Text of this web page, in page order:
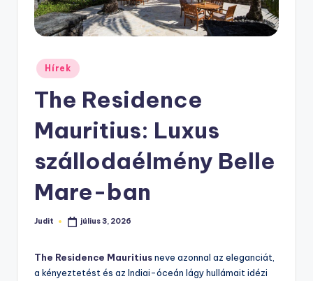
Posted
in
Hírek
The Residence
Mauritius: Luxus
szállodaélmény Belle
Mare-ban
Posted
Judit július 3, 2026
The Residence Mauritiusneve azonnal az eleganciát,
a kényeztetést és az Indiai-óceán lágy hullámait idézi